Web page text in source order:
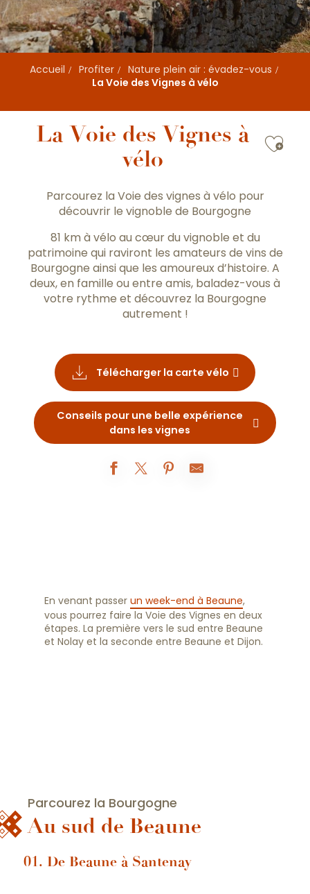
Accueil Profiter
Nature plein air : évadez-vous
La Voie des Vignes à vélo
La Voie des Vignes à
vélo
Parcourez la Voie des vignes à vélo pour
découvrir le vignoble de Bourgogne
81 km à vélo au cœur du vignoble et du
patrimoine qui raviront les amateurs de vins de
Bourgogne ainsi que les amoureux d’histoire. A
deux, en famille ou entre amis, baladez-vous à
votre rythme et découvrez la Bourgogne
autrement !
Télécharger la carte vélo
Conseils pour une belle expérience
dans les vignes
En venant passer un week-end à Beaune,
vous pourrez faire la Voie des Vignes en deux
étapes. La première vers le sud entre Beaune
et Nolay et la seconde entre Beaune et Dijon.
Parcourez la Bourgogne
Au sud de Beaune
01. De Beaune à Santenay